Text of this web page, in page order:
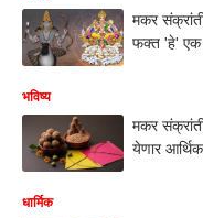
मकर
फक्त 'हे' एक
भविष्य
मकर
येणार
धार्मिक